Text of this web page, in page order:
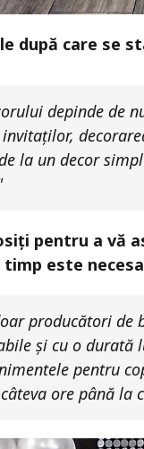
după care se
depinde de
la un decor
pentru a vă
este
producători de
și cu o durată
pentru
ore până la